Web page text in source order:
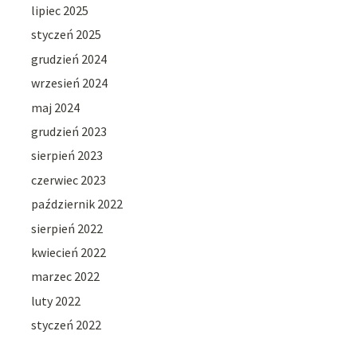
lipiec 2025
styczeń 2025
grudzień 2024
wrzesień 2024
maj 2024
grudzień 2023
sierpień 2023
czerwiec 2023
październik 2022
sierpień 2022
kwiecień 2022
marzec 2022
luty 2022
styczeń 2022